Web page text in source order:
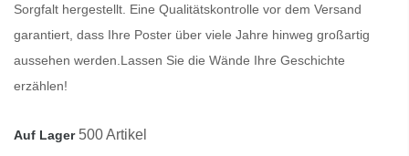
Sorgfalt hergestellt. Eine Qualitätskontrolle vor dem Versand
garantiert, dass Ihre Poster über viele Jahre hinweg großartig
aussehen werden. Lassen Sie die Wände Ihre Geschichte
erzählen!
Auf Lager 500 Artikel